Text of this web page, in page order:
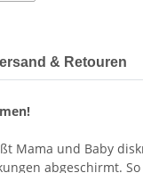
& Retouren
Mama und Baby
abgeschirmt.